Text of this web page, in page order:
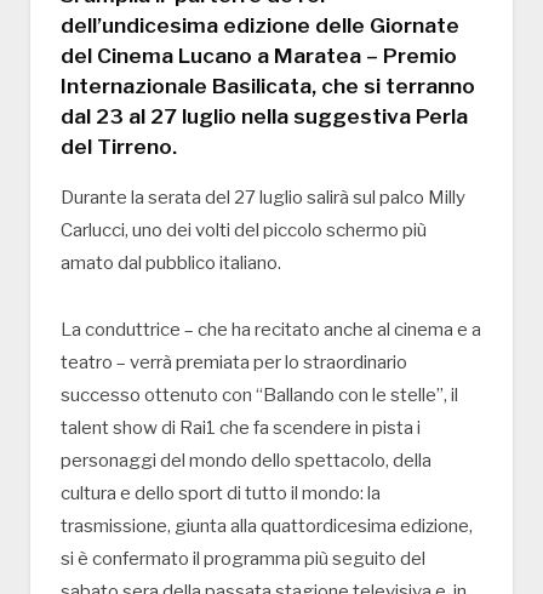
dell’undicesima edizione delle Giornate
del Cinema Lucano a Maratea – Premio
Internazionale Basilicata, che si terranno
dal 23 al 27 luglio nella suggestiva Perla
del Tirreno.
Durante la serata del 27 luglio salirà sul palco Milly
Carlucci, uno dei volti del piccolo schermo più
amato dal pubblico italiano.
La conduttrice – che ha recitato anche al cinema e a
teatro – verrà premiata per lo straordinario
successo ottenuto con “Ballando con le stelle”, il
talent show di Rai1 che fa scendere in pista i
personaggi del mondo dello spettacolo, della
cultura e dello sport di tutto il mondo: la
trasmissione, giunta alla quattordicesima edizione,
si è confermato il programma più seguito del